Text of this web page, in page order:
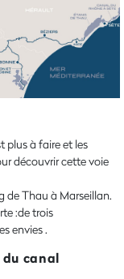
plus à faire et les
découvrir cette voie
de Thau à Marseillan.
:de trois
envies .
canal